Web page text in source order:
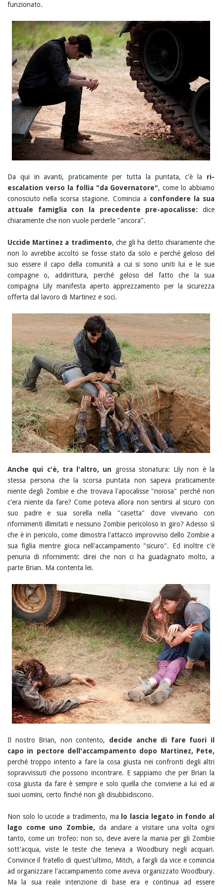
funzionato.
Da qui in avanti, praticamente per tutta la puntata, c'è la ri-
escalation verso la follia "da Governatore", come lo abbiamo
conosciuto nella scorsa stagione. Comincia a confondere la sua
attuale famiglia con la precedente pre-apocalisse: dice
chiaramente che non vuole perderle "ancora".
Uccide Martinez a tradimento, che gli ha detto chiaramente che
non lo avrebbe accolto se fosse stato da solo e perché geloso del
suo essere il capo della comunità a cui si sono uniti lui e le sue
compagne o, addirittura, perché geloso del fatto che la sua
compagna Lily manifesta aperto apprezzamento per la sicurezza
offerta dal lavoro di Martinez e soci.
Anche qui c'è, tra l'altro, un grossa stonatura: Lily non è la
stessa persona che la scorsa puntata non sapeva praticamente
niente degli Zombie e che trovava l'apocalisse "noiosa" perché non
c'era niente da fare? Come poteva allora non sentirsi al sicuro con
suo padre e sua sorella nella "casetta" dove vivevano con
rifornimenti illimitati e nessuno Zombie pericoloso in giro? Adesso sì
che è in pericolo, come dimostra l'attacco improvviso dello Zombie a
sua figlia mentre gioca nell'accampamento "sicuro". Ed inoltre c'è
penuria di rifornimenti: direi che non ci ha guadagnato molto, a
parte Brian. Ma contenta lei.
Il nostro Brian, non contento, decide anche di fare fuori il
capo in pectore dell'accampamento dopo Martinez, Pete,
perché troppo intento a fare la cosa giusta nei confronti degli altri
sopravvissuti che possono incontrare. E sappiamo che per Brian la
cosa giusta da fare è sempre e solo quella che conviene a lui ed ai
suoi uomini, certo finché non gli disubbidiscono.
Non solo lo uccide a tradimento, ma
lo lascia legato in fondo al
lago come uno Zombie, da andare a visitare una volta ogni
tanto, come un trofeo: non so, deve avere la mania per gli Zombie
sott'acqua, viste le teste che teneva a Woodbury negli acquari.
Convince il fratello di quest'ultimo, Mitch, a fargli da vice e comincia
ad organizzare l'accampamento come aveva organizzato Woodbury.
Ma la sua reale intenzione di base era e continua ad essere